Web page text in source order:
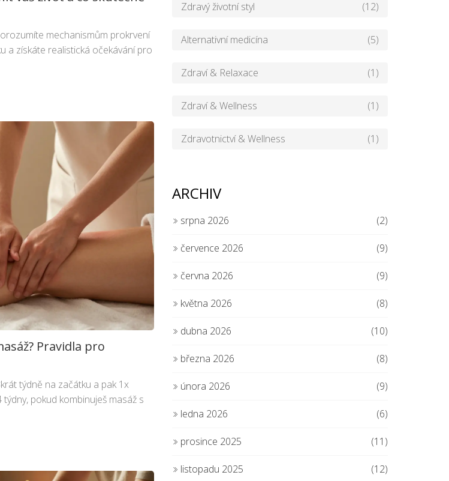
mechanismům prokrvení
a získáte realistická očekávání pro
Pravidla pro
týdně na začátku a pak 1x
pokud kombinuješ masáž s
Zdravý životní styl (12)
Alternativní medicína (5)
Zdraví & Relaxace (1)
Zdraví & Wellness (1)
Zdravotnictví & Wellness (1)
ARCHIV
srpna 2026 (2)
července 2026 (9)
června 2026 (9)
května 2026 (8)
dubna 2026 (10)
března 2026 (8)
února 2026 (9)
ledna 2026 (6)
prosince 2025 (11)
listopadu 2025 (12)